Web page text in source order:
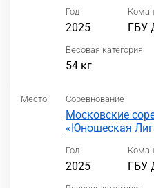
Год
2025 ГБУ
Весовая категория
54 кг
Место Соревнование
Московские
«Юношеская
Год
2025 ГБУ